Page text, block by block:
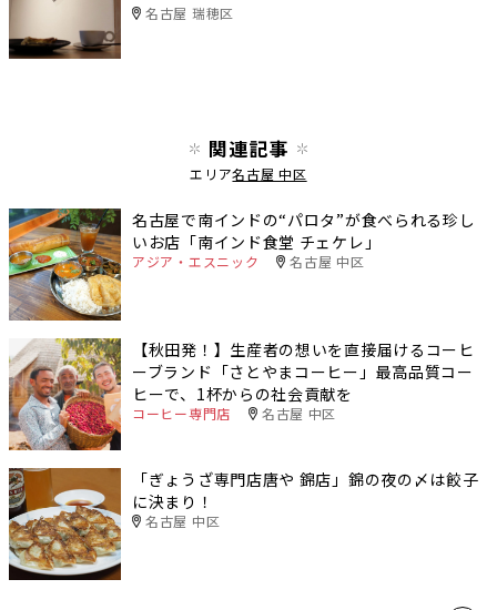
名古屋 瑞穂区
関連記事
エリア名古屋 中区
名古屋で南インドの“パロタ”が食べられる珍し
いお店「南インド食堂 チェケレ」
アジア・エスニック 名古屋 中区
【秋田発！】生産者の想いを直接届けるコーヒ
ーブランド「さとやまコーヒー」最高品質コー
ヒーで、1杯からの社会貢献を
コーヒー専門店 名古屋 中区
「ぎょうざ専門店唐や 錦店」錦の夜の〆は餃子
に決まり！
名古屋 中区